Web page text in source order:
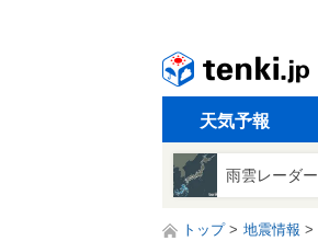
天気予報
雨雲レーダー
トップ 地震情報